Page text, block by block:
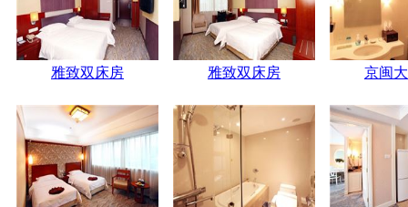
雅致双床房 雅致双床房 京闽